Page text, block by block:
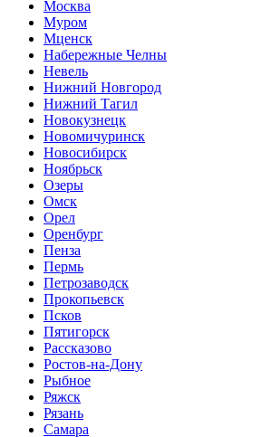
Москва
Муром
Мценск
Набережные Челны
Невель
Нижний Новгород
Нижний Тагил
Новокузнецк
Новомичуринск
Новосибирск
Ноябрьск
Озеры
Омск
Орел
Оренбург
Пенза
Пермь
Петрозаводск
Прокопьевск
Псков
Пятигорск
Рассказово
Ростов-на-Дону
Рыбное
Ряжск
Рязань
Самара